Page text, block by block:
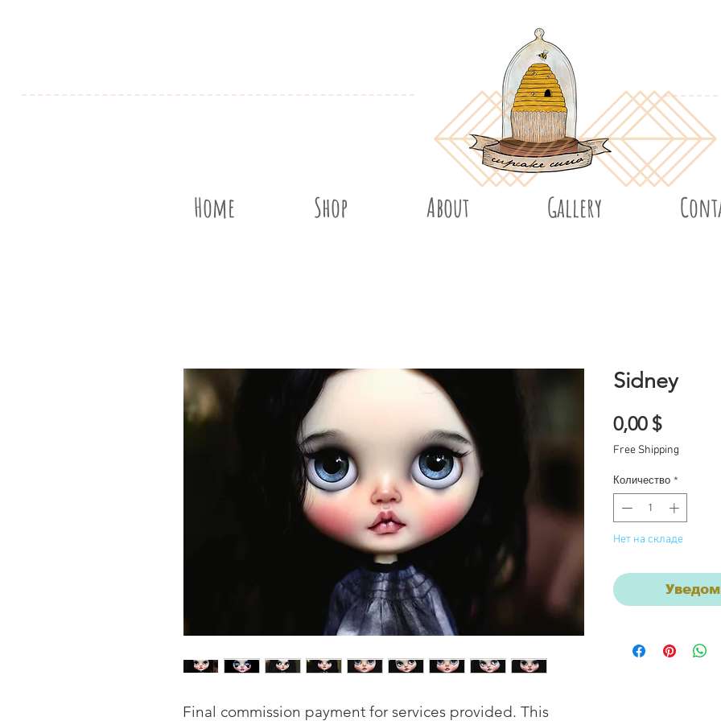
Home Shop About Gallery
Final commission payment for services provided. This
Sidney
0,00 $Цена
Free Shipping
Количество *
Нет на складе